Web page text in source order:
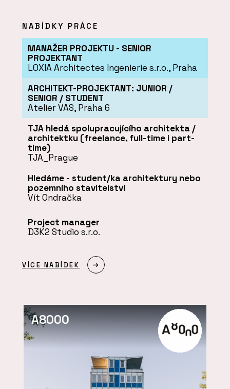
NABÍDKY PRÁCE
MANAŽER PROJEKTU - SENIOR
PROJEKTANT
LOXIA Architectes Ingenierie s.r.o., Praha
ARCHITEKT-PROJEKTANT: JUNIOR /
SENIOR / STUDENT
Atelier VAS, Praha 6
TJA hledá spolupracujícího architekta /
architektku (freelance, full-time i part-
time)
TJA_Prague
Hledáme - student/ka architektury nebo
pozemního stavitelství
Vít Ondračka
Project manager
D3K2 Studio s.r.o.
VÍCE NABÍDEK
A8000